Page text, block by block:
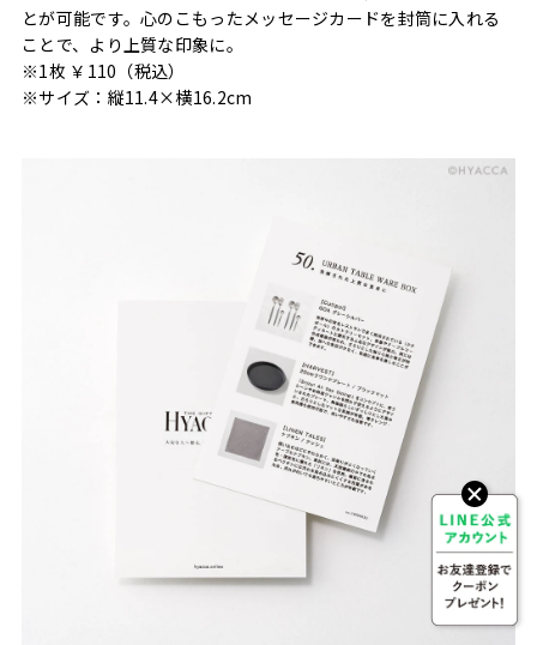
とが可能です。心のこもったメッセージカードを封筒に入れる
ことで、より上質な印象に。
※1枚 ￥110（税込）
※サイズ：縦11.4×横16.2cm